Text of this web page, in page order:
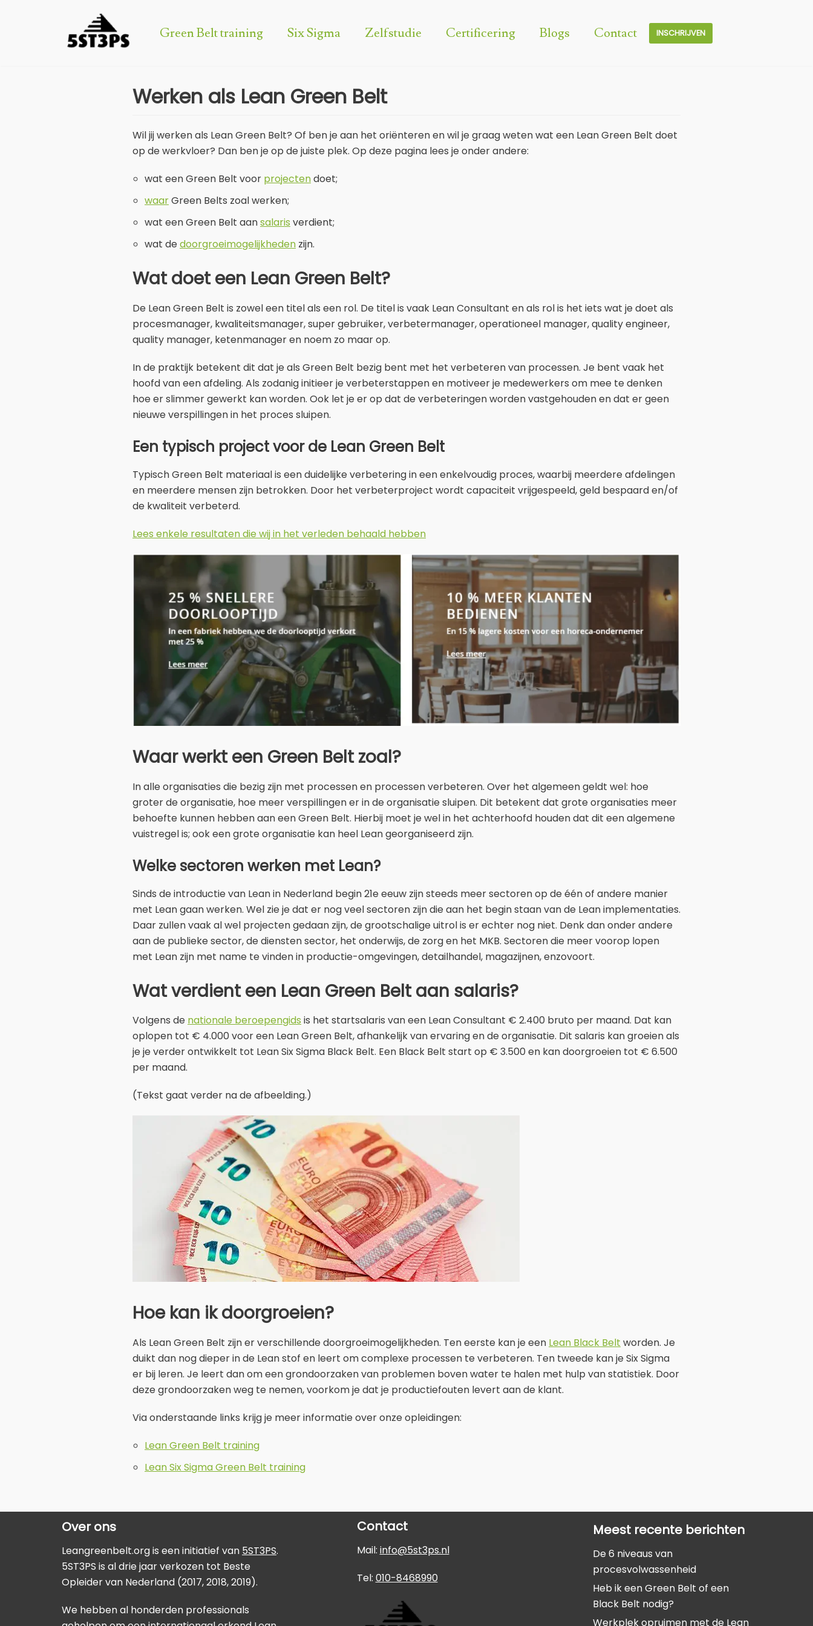
Green Belt training Six Sigma Zelfstudie Certificering Blogs Contact INSCHRIJVEN
Werken als Lean Green Belt
Wil jij werken als Lean Green Belt? Of ben je aan het oriënteren en wil je graag weten wat een Lean Green Belt doet
op de werkvloer? Dan ben je op de juiste plek. Op deze pagina lees je onder andere:
wat een Green Belt voor projectendoet;
waarGreen Belts zoal werken;
wat een Green Belt aansalaris verdient;
wat dedoorgroeimogelijkheden zijn.
Wat doet een Lean Green Belt?
De Lean Green Belt is zowel een titel als een rol. De titel is vaak Lean Consultant en als rol is het iets wat je doet als
procesmanager, kwaliteitsmanager, super gebruiker, verbetermanager, operationeel manager, quality engineer,
quality manager, ketenmanager en noem zo maar op.
In de praktijk betekent dit dat je als Green Belt bezig bent met het verbeteren van processen. Je bent vaak het
hoofd van een afdeling. Als zodanig initieer je verbeterstappen en motiveer je medewerkers om mee te denken
hoe er slimmer gewerkt kan worden. Ook let je er op dat de verbeteringen worden vastgehouden en dat er geen
nieuwe verspillingen in het proces sluipen.
Een typisch project voor de Lean Green Belt
Typisch Green Belt materiaal is een duidelijke verbetering in een enkelvoudig proces, waarbij meerdere afdelingen
en meerdere mensen zijn betrokken. Door het verbeterproject wordt capaciteit vrijgespeeld, geld bespaard en/of
de kwaliteit verbeterd.
Lees enkele resultaten die wij in het verleden behaald hebben
Waar werkt een Green Belt zoal?
In alle organisaties die bezig zijn met processen en processen verbeteren. Over het algemeen geldt wel: hoe
groter de organisatie, hoe meer verspillingen er in de organisatie sluipen. Dit betekent dat grote organisaties meer
behoefte kunnen hebben aan een Green Belt. Hierbij moet je wel in het achterhoofd houden dat dit een algemene
vuistregel is; ook een grote organisatie kan heel Lean georganiseerd zijn.
Welke sectoren werken met Lean?
Sinds de introductie van Lean in Nederland begin 21e eeuw zijn steeds meer sectoren op de één of andere manier
met Lean gaan werken. Wel zie je dat er nog veel sectoren zijn die aan het begin staan van de Lean implementaties.
Daar zullen vaak al wel projecten gedaan zijn, de grootschalige uitrol is er echter nog niet. Denk dan onder andere
aan de publieke sector, de diensten sector, het onderwijs, de zorg en het MKB. Sectoren die meer voorop lopen
met Lean zijn met name te vinden in productie-omgevingen, detailhandel, magazijnen, enzovoort.
Wat verdient een Lean Green Belt aan salaris?
Volgens de nationale beroepengids is het startsalaris van een Lean Consultant € 2.400 bruto per maand. Dat kan
oplopen tot € 4.000 voor een Lean Green Belt, afhankelijk van ervaring en de organisatie. Dit salaris kan groeien als
je je verder ontwikkelt tot Lean Six Sigma Black Belt. Een Black Belt start op € 3.500 en kan doorgroeien tot € 6.500
per maand.
(Tekst gaat verder na de afbeelding.)
Hoe kan ik doorgroeien?
Als Lean Green Belt zijn er verschillende doorgroeimogelijkheden. Ten eerste kan je een Lean Black Belt worden. Je
duikt dan nog dieper in de Lean stof en leert om complexe processen te verbeteren. Ten tweede kan je Six Sigma
er bij leren. Je leert dan om een grondoorzaken van problemen boven water te halen met hulp van statistiek. Door
deze grondoorzaken weg te nemen, voorkom je dat je productiefouten levert aan de klant.
Via onderstaande links krijg je meer informatie over onze opleidingen:
Lean Green Belt training
Lean Six Sigma Green Belt training
Over ons
Leangreenbelt.org is een initiatief van 5ST3PS.
5ST3PS is al drie jaar verkozen tot Beste
Opleider van Nederland (2017, 2018, 2019).
We hebben al honderden professionals
Contact
Mail: info@5st3ps.nl
Tel: 010-8468990
Meest recente berichten
De 6 niveaus van
procesvolwassenheid
Heb ik een Green Belt of een
Black Belt nodig?
Werkplek opruimen met de Lean